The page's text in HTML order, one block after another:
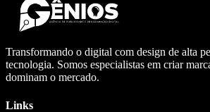
Transformando o digital com design de alta
tecnologia. Somos especialistas em criar
dominam o mercado.
Links